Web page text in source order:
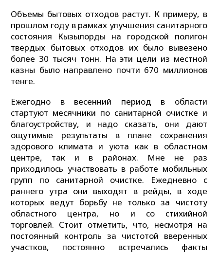
Объемы бытовых отходов растут. К примеру, в
прошлом году в рамках улучшения санитарного
состояния Кызылорды на городской полигон
твердых бытовых отходов их было вывезено
более 30 тысяч тонн. На эти цели из местной
казны было направлено почти 670 миллионов
тенге.
Ежегодно в весенний период в области
стартуют месячники по санитарной очистке и
благоустройству, и надо сказать, они дают
ощутимые результаты в плане сохранения
здорового климата и уюта как в областном
центре, так и в районах. Мне не раз
приходилось участвовать в работе мобильных
групп по санитарной очистке. Ежедневно с
раннего утра они выходят в рейды, в ходе
которых ведут борьбу не только за чистоту
областного центра, но и со стихийной
торговлей. Стоит отметить, что, несмотря на
постоянный контроль за чистотой вверенных
участков, постоянно встречались факты